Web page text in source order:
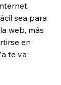
sea para
web, más
en
te va